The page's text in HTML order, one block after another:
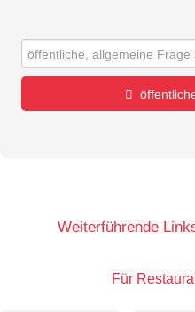
E-Mail-Adresse (wird nicht
Weiterführende
Für